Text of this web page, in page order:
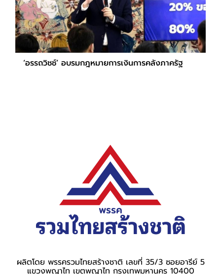
‘อรรถวิชช์’ อบรมกฎหมายการเงินการคลังภาครัฐ
ผลิตโดย พรรครวมไทยสร้างชาติ เลขที่ 35/3 ซอยอารีย์ 5
แขวงพญาไท เขตพญาไท กรุงเทพมหานคร 10400